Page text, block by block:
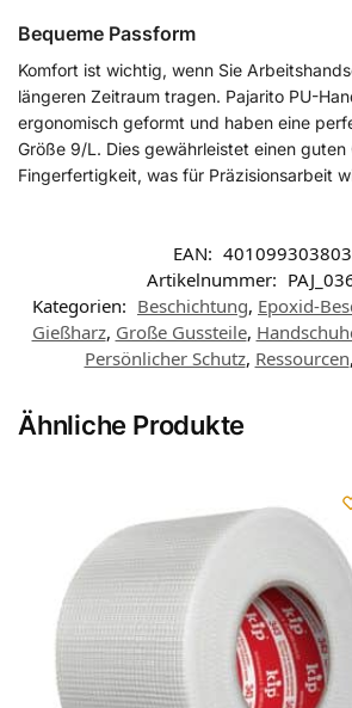
Bequeme Passform
Komfort ist wichtig, wenn Sie
längeren Zeitraum tragen. Pajarito PU-
ergonomisch geformt und haben eine
Größe 9/L. Dies gewährleistet einen
Fingerfertigkeit, was für Präzisionsarbeit
EAN:
Artikelnummer:
Kategorien: Beschichtung, Epoxid-
Gießharz, Große Gussteile,
Persönlicher Schutz, Ressourcen,
Ähnliche Produkte